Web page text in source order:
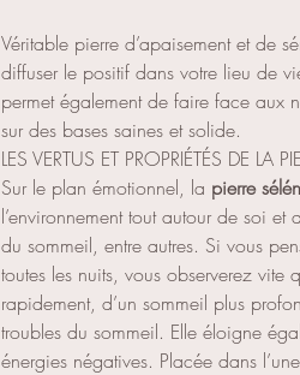
Véritable pierre d’apaisement et de
diffuser le positif dans votre lieu de
permet également de faire face aux
sur des bases saines et solide.
LES VERTUS ET PROPRIÉTÉS DE LA
Sur le plan émotionnel, la pierre
l’environnement tout autour de soi
du sommeil, entre autres. Si vous
toutes les nuits, vous observerez vite
rapidement, d’un sommeil plus
troubles du sommeil. Elle éloigne
énergies négatives. Placée dans